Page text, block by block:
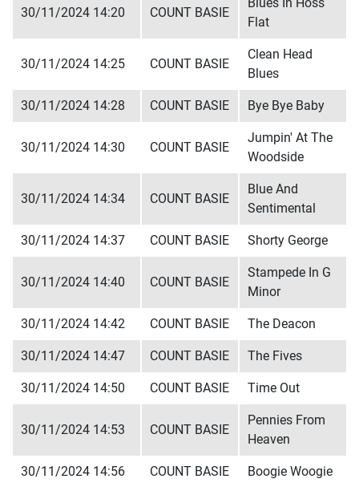
30/11/2024 14:20 COUNT BASIE
Flat
30/11/2024 14:25 COUNT BASIE
Clean Head
Blues
30/11/2024 14:28 COUNT BASIE Bye Bye Baby
30/11/2024 14:30 COUNT BASIE
Jumpin' At The
Woodside
30/11/2024 14:34 COUNT BASIE
Blue And
Sentimental
30/11/2024 14:37 COUNT BASIE Shorty George
30/11/2024 14:40 COUNT BASIE
Stampede In G
Minor
30/11/2024 14:42 COUNT BASIE The Deacon
30/11/2024 14:47 COUNT BASIE The Fives
30/11/2024 14:50 COUNT BASIE Time Out
30/11/2024 14:53 COUNT BASIE
Pennies From
Heaven
30/11/2024 14:56 COUNT BASIE Boogie Woogie